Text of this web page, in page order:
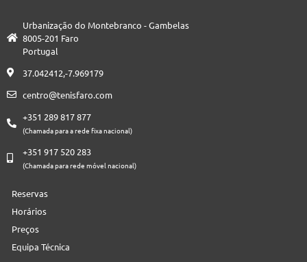
Urbanização do Montebranco - Gambelas
8005-201 Faro
Portugal
37.042412,-7.969179
centro@tenisfaro.com
+351 289 817 877
(Chamada para a rede fixa nacional)
+351 917 520 283
(Chamada para rede móvel nacional)
Reservas
Horários
Preços
Equipa Técnica